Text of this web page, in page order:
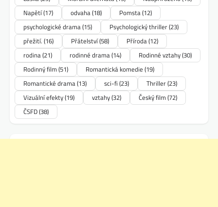
Napětí(17) odvaha(18) Pomsta(12)
psychologické drama(15) Psychologický thriller(23)
přežití. (16) Přátelství(58) Příroda(12)
rodina(21) rodinné drama(14) Rodinné vztahy(30)
Rodinný film (51) Romantická komedie (19)
Romantické drama(13) sci-fi (23) Thriller(23)
Vizuální efekty(19) vztahy(32) Český film (72)
ČSFD(38)